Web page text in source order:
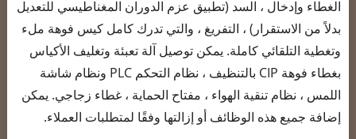
الغطاء وإدخال ، السد (تطبيق عزم الدوران المغناطيسي للتعديل
بدلاً من الاستقرار) ، التفريغ ، والتي تدرك كامل كيس فوهة ملء
وتغطية التلقائي كاملة. يمكن توصيل آلة تعبئة وتغليف الأكياس
بغطاء فوهة CIP بالتنظيف ، نظام التحكم PLC ونظام شاشة
اللمس ، نظام تنقية الهواء ، مفتاح الحماية ، غطاء زجاجي. يمكن
إضافة جميع هذه الوظائف أو إزالتها وفقًا لمتطلبات العملاء.